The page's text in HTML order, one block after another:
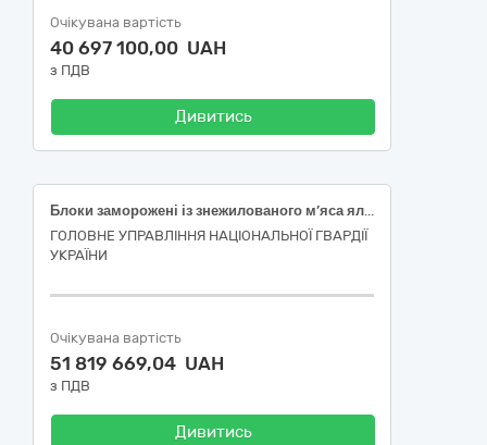
Очікувана вартість
40 697 100,00 UAH
з ПДВ
Дивитись
Блоки заморожені із знежилованого м’яса яловичини І сорту
ГОЛОВНЕ УПРАВЛІННЯ НАЦІОНАЛЬНОЇ ГВАРДІЇ
УКРАЇНИ
Очікувана вартість
51 819 669,04 UAH
з ПДВ
Дивитись